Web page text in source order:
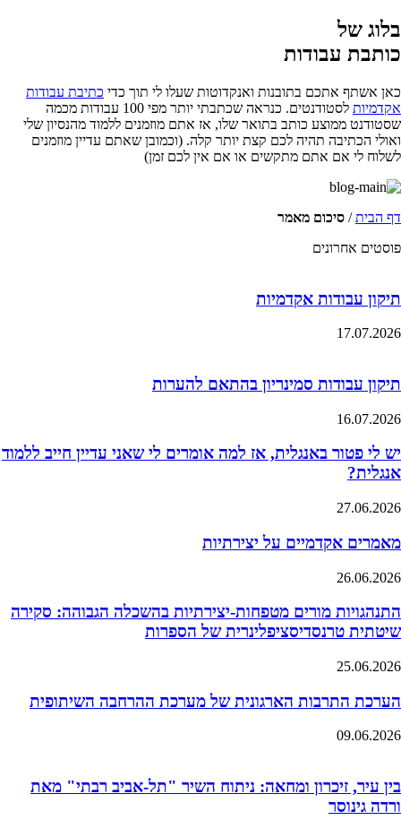
בלוג של
כותבת עבודות
כאן אשתף אתכם בתובנות ואנקדוטות שעלו לי תוך כדי כתיבת עבודות
אקדמיות
לסטודנטים. כנראה שכתבתי יותר מפי 100 עבודות מכמה
שסטודנט ממוצע כותב בתואר שלו, אז אתם מוזמנים ללמוד מהנסיון שלי
ואולי הכתיבה תהיה לכם קצת יותר קלה. (וכמובן שאתם עדיין מוזמנים
לשלוח לי אם אתם מתקשים או אם אין לכם זמן)
דף הבית/ סיכום מאמר
פוסטים אחרונים
תיקון עבודות אקדמיות
17.07.2026
תיקון עבודות סמינריון בהתאם להערות
16.07.2026
יש לי פטור באנגלית, אז למה אומרים לי שאני עדיין חייב ללמוד
אנגלית?
27.06.2026
מאמרים אקדמיים על יצירתיות
26.06.2026
התנהגויות מורים מטפחות-יצירתיות בהשכלה הגבוהה: סקירה
שיטתית טרנסדיסציפלינרית של הספרות
25.06.2026
הערכת התרבות הארגונית של מערכת ההרחבה השיתופית
09.06.2026
בין עיר, זיכרון ומחאה: ניתוח השיר "תל-אביב רבתי" מאת
ורדה גינוסר